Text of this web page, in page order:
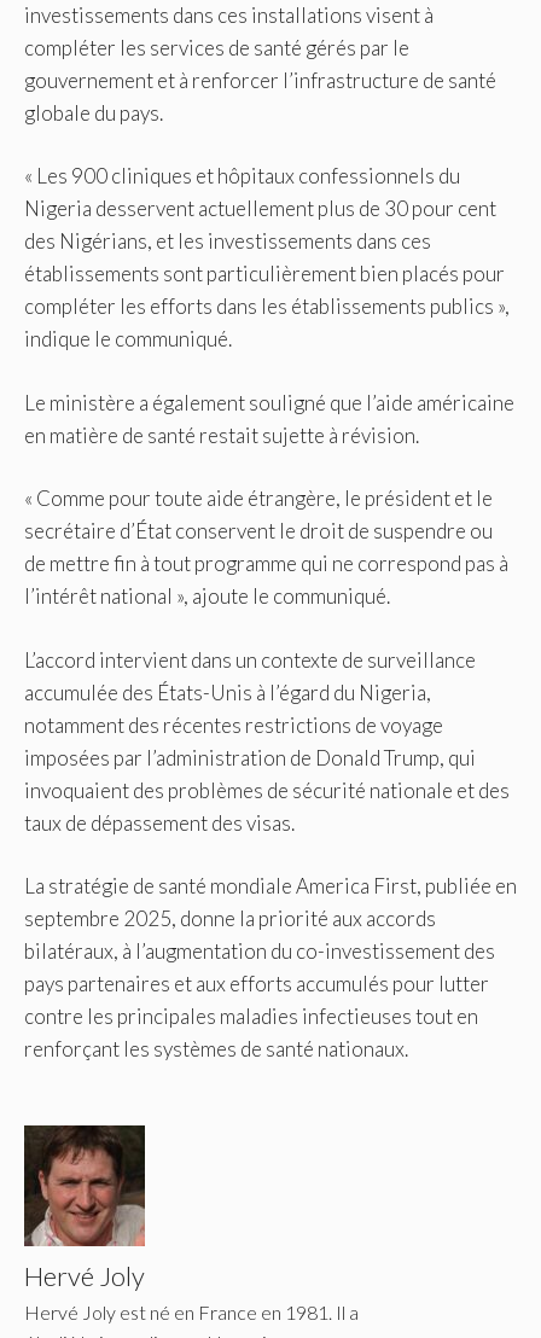
investissements dans ces installations visent à
compléter les services de santé gérés par le
gouvernement et à renforcer l’infrastructure de santé
globale du pays.
« Les 900 cliniques et hôpitaux confessionnels du
Nigeria desservent actuellement plus de 30 pour cent
des Nigérians, et les investissements dans ces
établissements sont particulièrement bien placés pour
compléter les efforts dans les établissements publics »,
indique le communiqué.
Le ministère a également souligné que l’aide américaine
en matière de santé restait sujette à révision.
« Comme pour toute aide étrangère, le président et le
secrétaire d’État conservent le droit de suspendre ou
de mettre fin à tout programme qui ne correspond pas à
l’intérêt national », ajoute le communiqué.
L’accord intervient dans un contexte de surveillance
accumulée des États-Unis à l’égard du Nigeria,
notamment des récentes restrictions de voyage
imposées par l’administration de Donald Trump, qui
invoquaient des problèmes de sécurité nationale et des
taux de dépassement des visas.
La stratégie de santé mondiale America First, publiée en
septembre 2025, donne la priorité aux accords
bilatéraux, à l’augmentation du co-investissement des
pays partenaires et aux efforts accumulés pour lutter
contre les principales maladies infectieuses tout en
renforçant les systèmes de santé nationaux.
Hervé Joly
Hervé Joly est né en France en 1981. Il a